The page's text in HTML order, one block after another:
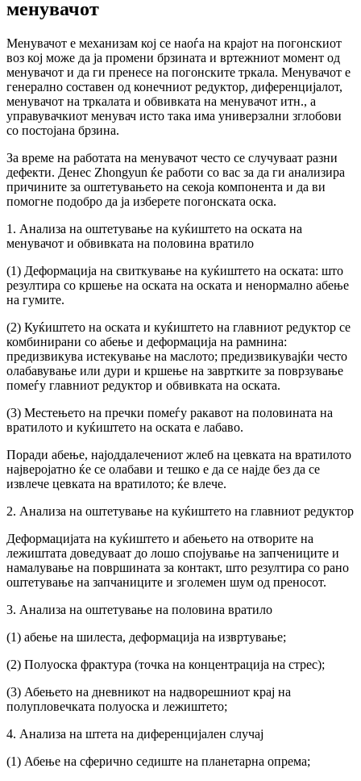
менувачот
Менувачот е механизам кој се наоѓа на крајот на погонскиот
воз кој може да ја промени брзината и вртежниот момент од
менувачот и да ги пренесе на погонските тркала. Менувачот е
генерално составен од конечниот редуктор, диференцијалот,
менувачот на тркалата и обвивката на менувачот итн., а
управувачкиот менувач исто така има универзални зглобови
со постојана брзина.
За време на работата на менувачот често се случуваат разни
дефекти. Денес Zhongyun ќе работи со вас за да ги анализира
причините за оштетувањето на секоја компонента и да ви
помогне подобро да ја изберете погонската оска.
1. Анализа на оштетување на куќиштето на оската на
менувачот и обвивката на половина вратило
(1) Деформација на свиткување на куќиштето на оската: што
резултира со кршење на оската на оската и ненормално абење
на гумите.
(2) Куќиштето на оската и куќиштето на главниот редуктор се
комбинирани со абење и деформација на рамнина:
предизвикува истекување на маслото; предизвикувајќи често
олабавување или дури и кршење на завртките за поврзување
помеѓу главниот редуктор и обвивката на оската.
(3) Местењето на пречки помеѓу ракавот на половината на
вратилото и куќиштето на оската е лабаво.
Поради абење, најоддалечениот жлеб на цевката на вратилото
најверојатно ќе се олабави и тешко е да се најде без да се
извлече цевката на вратилото; ќе влече.
2. Анализа на оштетување на куќиштето на главниот редуктор
Деформацијата на куќиштето и абењето на отворите на
лежиштата доведуваат до лошо спојување на запчениците и
намалување на површината за контакт, што резултира со рано
оштетување на запчаниците и зголемен шум од преносот.
3. Анализа на оштетување на половина вратило
(1) абење на шилеста, деформација на извртување;
(2) Полуоска фрактура (точка на концентрација на стрес);
(3) Абењето на дневникот на надворешниот крај на
полупловечката полуоска и лежиштето;
4. Анализа на штета на диференцијален случај
(1) Абење на сферично седиште на планетарна опрема;